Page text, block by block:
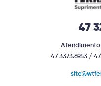
47
47 3373.6953 /